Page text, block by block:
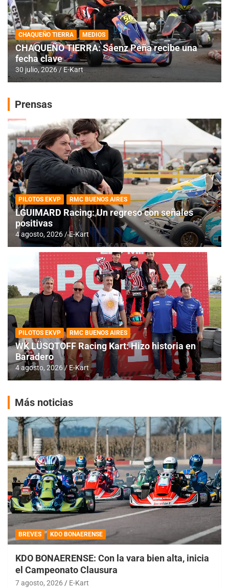
CHAQUEÑO TIERRA MEDIOS
CHAQUEÑO TIERRA: Sáenz Peña recibe una
fecha clave
30 julio, 2026 E-Kart
Prensas
PILOTOS EKVP RMC BUENOS AIRES
LGUIMARD Racing: Un regreso con señales
positivas
4 agosto, 2026 E-Kart
PILOTOS EKVP RMC BUENOS AIRES
WK LÜSQTOFF Racing Kart: Hizo historia en
Baradero
4 agosto, 2026 E-Kart
Más noticias
BREVES KDO BONAERENSE
KDO BONAERENSE: Con la vara bien alta, inicia
el Campeonato Clausura
7 agosto, 2026 E-Kart